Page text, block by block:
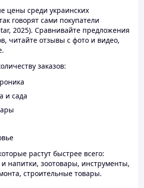
цены среди украинских
говорят сами покупатели
2025). Сравнивайте предложения
читайте отзывы с фото и видео,
заказов:
и сада
растут быстрее всего:
напитки, зоотовары, инструменты,
строительные товары.